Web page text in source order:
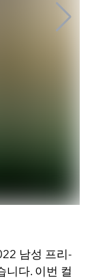
남성 프리-
니다. 이번 컬